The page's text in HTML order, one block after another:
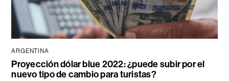
ARGENTINA
Proyección dólar blue 2022: ¿puede subir por el
nuevo tipo de cambio para turistas?